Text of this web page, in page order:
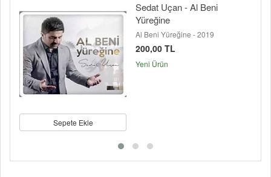
Sepete Ekle
Sedat Uçan - Al Beni
Yüreğine
Al Beni Yüreğine - 2019
200,00 TL
Yeni Ürün